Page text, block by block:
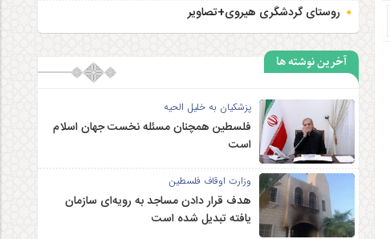
روستای گردشگری هیروی+تصاویر
آخرین نوشته ها
پزشکیان به خلیل الحیه
فلسطین همچنان مسئله نخست جهان اسلام
است
وزارت اوقاف فلسطین
هدف قرار دادن مساجد به رویه‌ای سازمان‌
یافته تبدیل شده است